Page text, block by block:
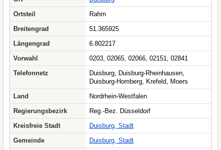
Ortsteil
Rahm
Breitengrad
51.365925
Längengrad
6.802217
Vorwahl
0203, 02065, 02066, 02151, 02841
Telefonnetz
Duisburg, Duisburg-Rheinhausen,
Duisburg-Homberg, Krefeld, Moers
Land
Nordrhein-Westfalen
Regierungsbezirk
Reg.-Bez. Düsseldorf
Kreisfreie Stadt
Duisburg, Stadt
Gemeinde
Duisburg, Stadt